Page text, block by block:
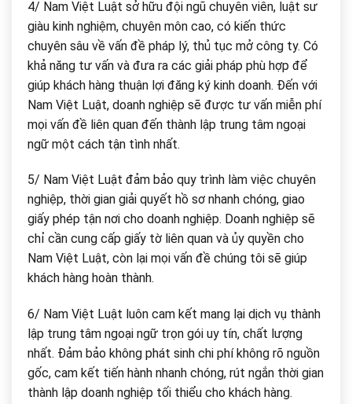
4/ Nam Việt Luật sở hữu đội ngũ chuyên viên, luật sư
giàu kinh nghiệm, chuyên môn cao, có kiến thức
chuyên sâu về vấn đề pháp lý, thủ tục mở công ty. Có
khả năng tư vấn và đưa ra các giải pháp phù hợp để
giúp khách hàng thuận lợi đăng ký kinh doanh. Đến với
Nam Việt Luật, doanh nghiệp sẽ được tư vấn miễn phí
mọi vấn đề liên quan đến thành lập trung tâm ngoại
ngữ một cách tận tình nhất.
5/ Nam Việt Luật đảm bảo quy trình làm việc chuyên
nghiệp, thời gian giải quyết hồ sơ nhanh chóng, giao
giấy phép tận nơi cho doanh nghiệp. Doanh nghiệp sẽ
chỉ cần cung cấp giấy tờ liên quan và ủy quyền cho
Nam Việt Luật, còn lại mọi vấn đề chúng tôi sẽ giúp
khách hàng hoàn thành.
6/ Nam Việt Luật luôn cam kết mang lại dịch vụ thành
lập trung tâm ngoại ngữ trọn gói uy tín, chất lượng
nhất. Đảm bảo không phát sinh chi phí không rõ nguồn
gốc, cam kết tiến hành nhanh chóng, rút ngắn thời gian
thành lập doanh nghiệp tối thiểu cho khách hàng.